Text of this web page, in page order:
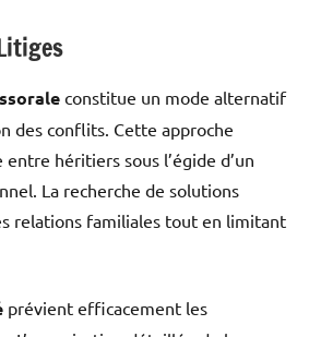
constitue un mode alternatif
des conflits. Cette approche
héritiers sous l’égide d’un
La recherche de solutions
relations familiales tout en limitant
prévient efficacement les